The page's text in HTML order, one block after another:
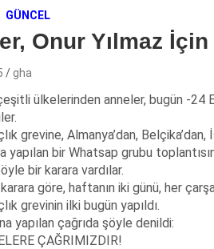
GÜNCEL
Onur Yılmaz
gha
çeşitli ülkelerinden anneler, bugün -24
grevine, Almanya’dan, Belçika’dan,
yapılan bir Whatsap grubu
bir karara vardılar.
göre, haftanın iki günü, her
grevinin ilki bugün yapıldı.
yapılan çağrıda şöyle denildi:
ÇAĞRIMIZDIR!